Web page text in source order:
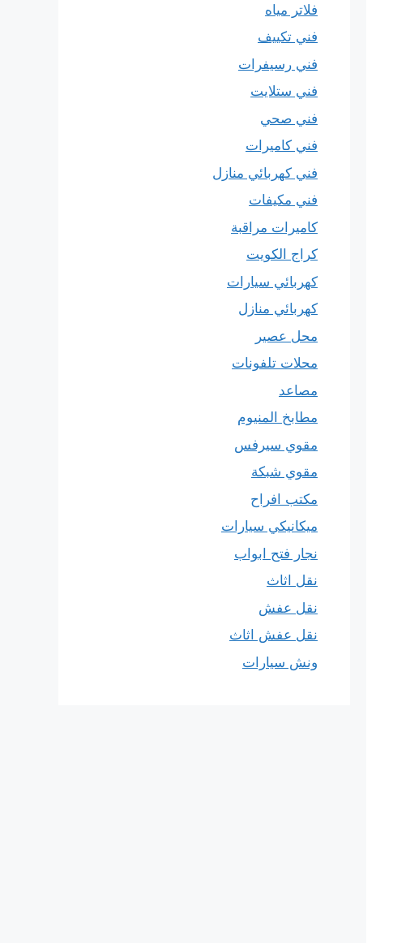
فلاتر مياه
فني تكييف
فني رسيفرات
فني ستلايت
فني صحي
فني كاميرات
فني كهربائي منازل
فني مكيفات
كاميرات مراقبة
كراج الكويت
كهربائي سيارات
كهربائي منازل
محل عصير
محلات تلفونات
مصاعد
مطابخ المنيوم
مقوي سيرفس
مقوي شبكة
مكتب افراح
ميكانيكي سيارات
نجار فتح ابواب
نقل اثاث
نقل عفش
نقل عفش اثاث
ونش سيارات